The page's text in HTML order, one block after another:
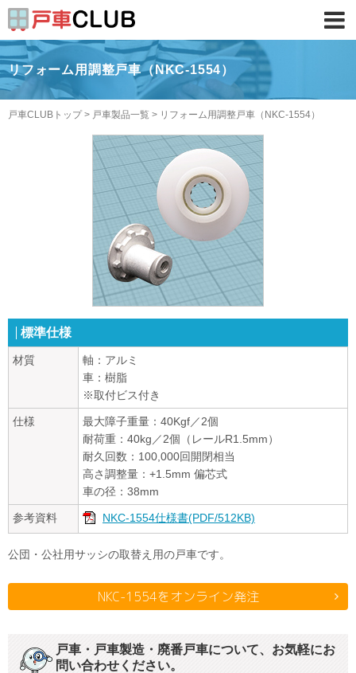
リフォーム用調整戸車（NKC-1554）
戸車CLUBトップ> 戸車製品一覧 > リフォーム用調整戸車（NKC-1554）
標準仕様
材質
軸：アルミ
車：樹脂
※取付ビス付き
仕様
最大障子重量：40Kgf／2個
耐荷重：40kg／2個（レールR1.5mm）
耐久回数：100,000回開閉相当
高さ調整量：+1.5mm 偏芯式
車の径：38mm
参考資料 NKC-1554仕様書(PDF/512KB)
公団・公社用サッシの取替え用の戸車です。
NKC-1554をオンライン発注
戸車・戸車製造・廃番戸車について、お気軽にお
問い合わせください。